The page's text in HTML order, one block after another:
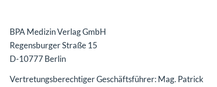
BPA Medizin Verlag GmbH
Regensburger Straße 15
D-10777 Berlin
Vertretungsberechtiger Geschäftsführer: Mag. Patrick